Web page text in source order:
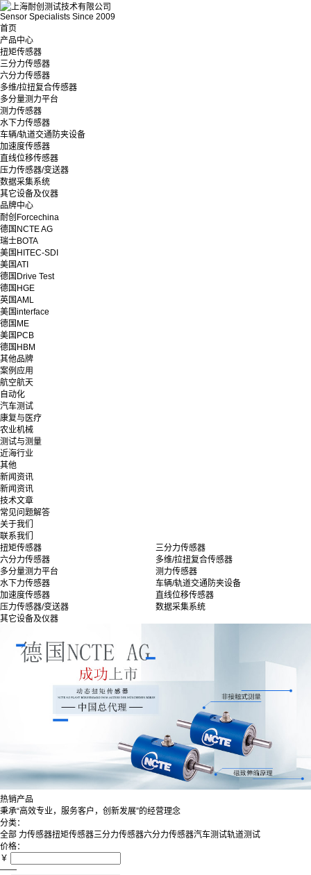
Sensor Specialists Since 2009
首页
产品中心
扭矩传感器
三分力传感器
六分力传感器
多维/拉扭复合传感器
多分量测力平台
测力传感器
水下力传感器
车辆/轨道交通防夹设备
加速度传感器
直线位移传感器
压力传感器/变送器
数据采集系统
其它设备及仪器
品牌中心
耐创Forcechina
德国NCTE AG
瑞士BOTA
美国HITEC-SDI
美国ATI
德国Drive Test
德国HGE
英国AML
美国interface
德国ME
美国PCB
德国HBM
其他品牌
案例应用
航空航天
自动化
汽车测试
康复与医疗
农业机械
测试与测量
近海行业
其他
新闻资讯
新闻资讯
技术文章
常见问题解答
关于我们
联系我们
扭矩传感器
三分力传感器
六分力传感器
多维/拉扭复合传感器
多分量测力平台
测力传感器
水下力传感器
车辆/轨道交通防夹设备
加速度传感器
直线位移传感器
压力传感器/变送器
数据采集系统
其它设备及仪器
热销产品
秉承“高效专业，服务客户，创新发展”的经营理念
分类：
全部 力传感器扭矩传感器三分力传感器六分力传感器汽车测试轨道测试
价格：
￥
——